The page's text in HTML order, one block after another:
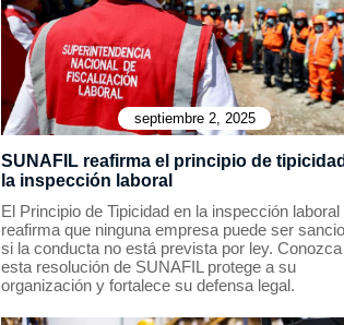
septiembre 2, 2025
SUNAFIL reafirma el principio de
la inspección laboral
El Principio de Tipicidad en la inspección laboral
reafirma que ninguna empresa puede ser
si la conducta no está prevista por ley.
esta resolución de SUNAFIL protege a su
organización y fortalece su defensa legal.